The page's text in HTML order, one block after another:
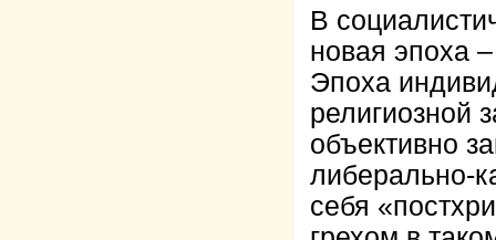
В
новая
Эпоха
религиозной
объективно
либерально-
себя